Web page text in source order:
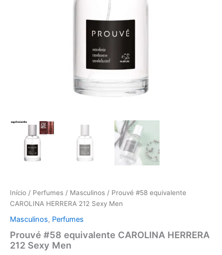
Início / Perfumes / Masculinos / Prouvé #58 equivalente
CAROLINA HERRERA 212 Sexy Men
Masculinos, Perfumes
Prouvé #58 equivalente CAROLINA HERRERA
212 Sexy Men